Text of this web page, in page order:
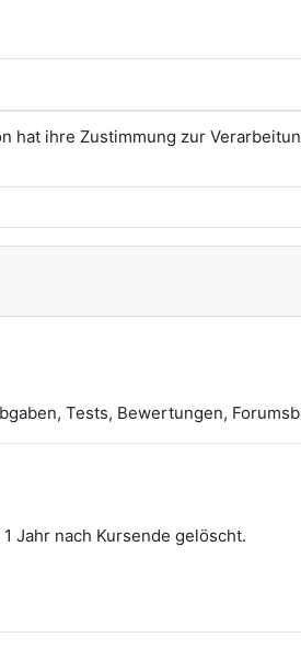
hat ihre Zustimmung zur
Tests, Bewertungen,
Jahr nach Kursende gelöscht.